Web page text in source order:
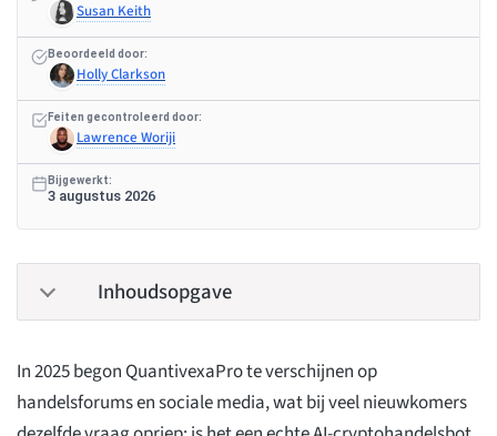
Susan Keith
Beoordeeld door:
Holly Clarkson
Feiten gecontroleerd door:
Lawrence Woriji
Bijgewerkt:
3 augustus 2026
Inhoudsopgave
In 2025 begon QuantivexaPro te verschijnen op
handelsforums en sociale media, wat bij veel nieuwkomers